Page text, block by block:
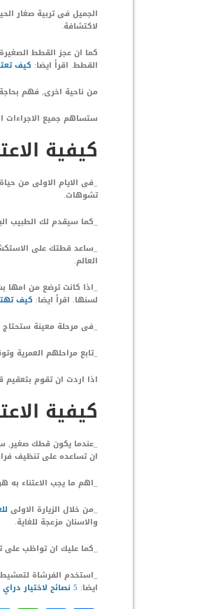
الجميل فى تربية صغار
لاكتشافة.
كما ان عجز القطط
القطط. اقرأ ايضا: كيف
من ناحية اخرى, فهم
ستساهم جميع
كيفية
_فى الايام الاولى من
تشوهات.
_كما سيقدم لك الطبيب
_ساعد قطتك على
العالم.
_اذا كانت ترضع من امها
لسنها. اقرأ ايضا: كيف
_فى مرحلة معينة
_تابع مراحلهم العمرية
اذا اردت ان تقوم
كيفية
_عندما يكون قطك صغير,
ان تساعده على تنظيف
_اهم ما يجب الاعتناء به
_من خلال الزيارة الاولى
والاسنان مزعجة للغاية.
_كما عليك ان تواظب على
_استخدم الفرشاة لتمشيط
ايضا: 5 نصائح لاختيار دراي فود القطط الصغيرة